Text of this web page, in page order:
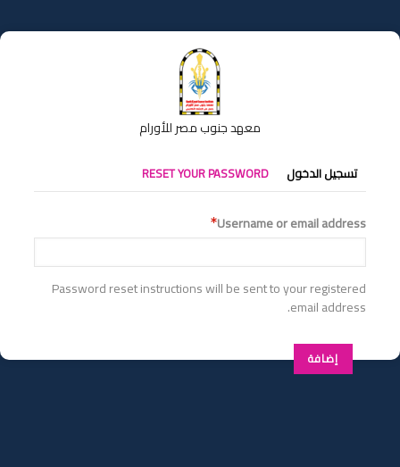
إلى
المحتوى
معهد جنوب مصر للأورام
التبويبات
الأساسية
تسجيل الدخول RESET YOUR PASSWORD
Username or email address
Password reset instructions will be sent to your registered
email address.